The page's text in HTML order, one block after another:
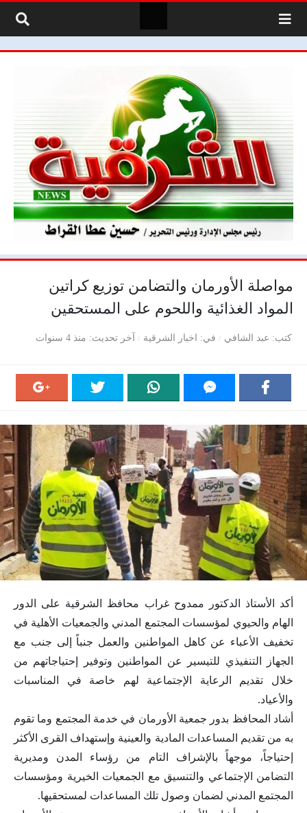
مواصلة الأورمان والتضامن توزيع كراتين
المواد الغذائية واللحوم على المستحقين
كتب عبد الشافي في اخبار الشرقية آخر تحديث منذ 4 سنوات
أكد الأستاذ الدكتور ممدوح غراب محافظ الشرقية على الدور
الهام والحيوي لمؤسسات المجتمع المدني والجمعيات الأهلية في
تخفيف الأعباء عن كاهل المواطنين والعمل جنباً إلى جنب مع
الجهاز التنفيذي للتيسير عن المواطنين وتوفير إحتياجاتهم من
خلال تقديم الرعاية الإجتماعية لهم خاصة في المناسبات
والأعياد.
أشاد المحافظ بدور جمعية الأورمان في خدمة المجتمع وما تقوم
به من تقديم المساعدات المادية والعينية وإستهداف القرى الأكثر
إحتياجاً، موجهاً بالإشراف التام من رؤساء المدن ومديرية
التضامن الإجتماعي والتنسيق مع الجمعيات الخيرية ومؤسسات
المجتمع المدني لضمان وصول تلك المساعدات لمستحقيها.